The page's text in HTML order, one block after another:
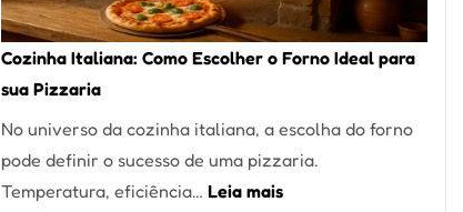
para
Comer?
Este
Portal
Quer
Resolver
Isso
Cozinha Italiana: Como Escolher o Forno Ideal para
sua Pizzaria
No universo da cozinha italiana, a escolha do forno
pode definir o sucesso de uma pizzaria.
Temperatura, eficiência… Leia mais: